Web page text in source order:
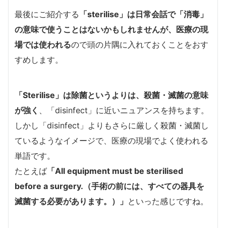
最後にご紹介する 「sterilise」は日常会話で「消毒」
の意味で使うことはないかもしれませんが、医療の現
場では使われるので頭の片隅に入れておくことをおす
すめします。
「Sterilise」は除菌というよりは、殺菌・滅菌の意味
が強く
、「disinfect」に近いニュアンスを持ちます。
しかし「disinfect」よりもさらに厳しく殺菌・滅菌し
ているようなイメージで、医療の現場でよく使われる
単語です。
たとえば 「All equipment must be sterilised
before a surgery.（手術の前には、すべての器具を
滅菌する必要があります。）」 といった感じですね。